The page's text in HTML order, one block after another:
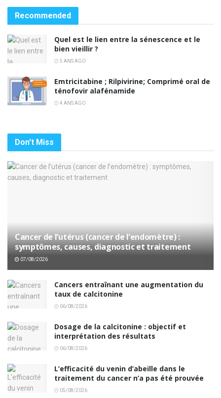
Recommended
Quel est le lien entre la sénescence et le
bien vieillir ?
5 ANS AGO
Emtricitabine ; Rilpivirine; Comprimé oral de
ténofovir alafénamide
4 ANS AGO
Don't Miss
Cancer de l’utérus (cancer de l’endomètre) :
symptômes, causes, diagnostic et traitement
07/08/2026
Cancers entraînant une augmentation du
taux de calcitonine
06/08/2026
Dosage de la calcitonine : objectif et
interprétation des résultats
06/08/2026
L’efficacité du venin d’abeille dans le
traitement du cancer n’a pas été prouvée
05/08/2026